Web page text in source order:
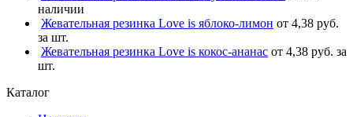
наличии
Жевательная резинка Love is яблоко-лимон от 4,38 руб.
за шт.
Жевательная резинка Love is кокос-ананас от 4,38 руб. за
шт.
Каталог